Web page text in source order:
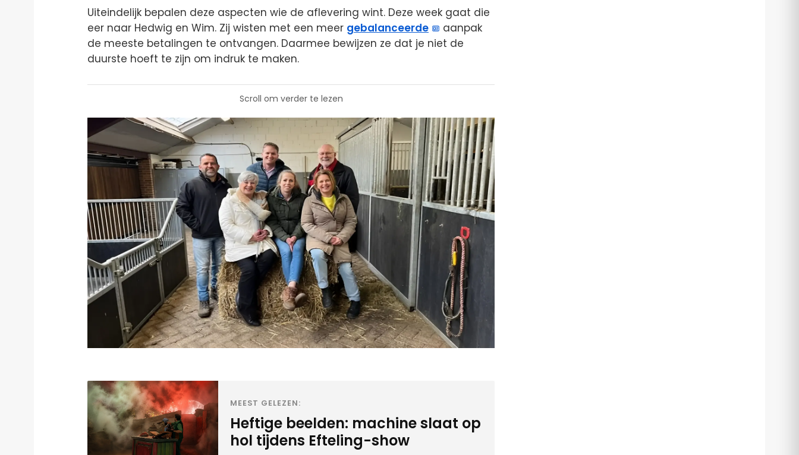
Uiteindelijk bepalen deze aspecten wie de aflevering wint. Deze week gaat die
eer naar Hedwig en Wim. Zij wisten met een meer gebalanceerde
aanpak
de meeste betalingen te ontvangen. Daarmee bewijzen ze dat je niet de
duurste hoeft te zijn om indruk te maken.
Scroll om verder te lezen
MEEST GELEZEN:
Heftige beelden: machine slaat op
hol tijdens Efteling-show